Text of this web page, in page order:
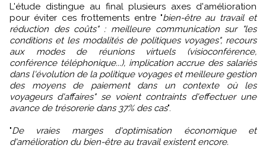
L'étude distingue au final plusieurs axes d'amélioration
pour éviter ces frottements entre "bien-être au travail et
réduction des coûts" : meilleure communication sur "les
conditions et les modalités de politiques voyages", recours
aux modes de réunions virtuels (visioconférence,
conférence téléphonique...), implication accrue des salariés
dans l'évolution de la politique voyages et meilleure gestion
des moyens de paiement dans un contexte où les
voyageurs d'affaires" se voient contraints d'effectuer une
avance de trésorerie dans 37% des cas".
"De vraies marges d'optimisation économique et
d'amélioration du bien-être au travail existent encore.